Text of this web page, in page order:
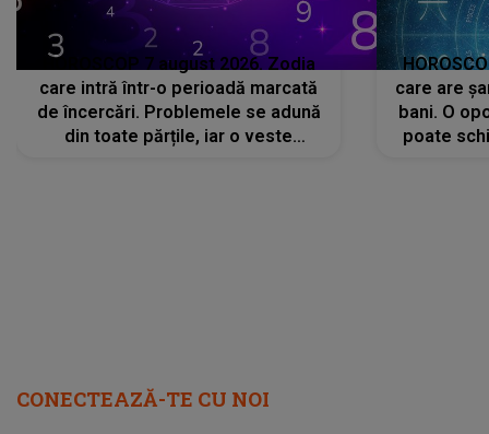
HOROSCOP 7 august 2026. Zodia
care intră într-o perioadă marcată
de încercări. Problemele se adună
din toate părțile, iar o veste
care are
bani. O
poate
CONECTEAZĂ-TE CU NOI